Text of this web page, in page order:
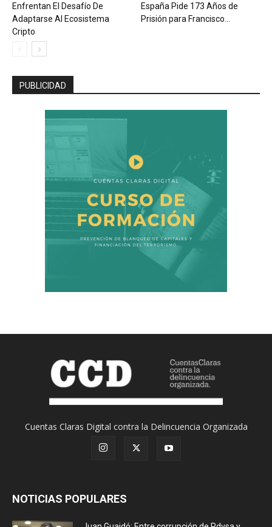
Enfrentan El Desafío De
Adaptarse Al Ecosistema
Cripto
España Pide 173 Años de
Prisión para Francisco...
PUBLICIDAD
Cuentas Claras Digital contra la Delincuencia Organizada
NOTICIAS POPULARES